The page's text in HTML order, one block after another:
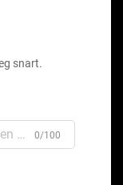
snart.
0/100